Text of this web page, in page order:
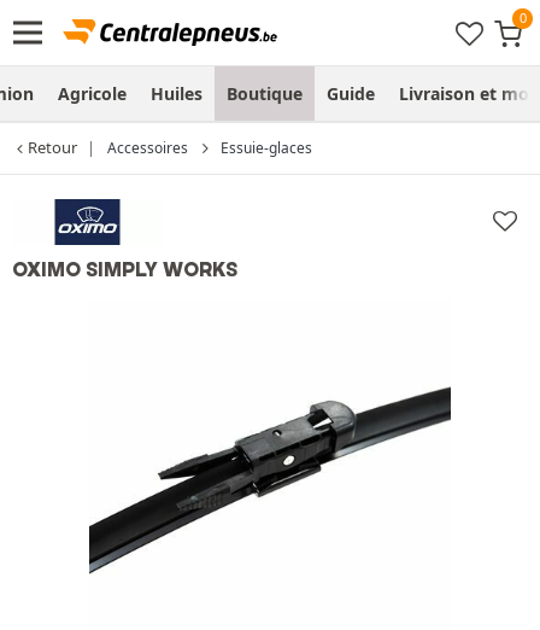
Agricole Huiles Boutique Guide Livraison et
Retour Accessoires Essuie-glaces
OXIMO SIMPLY WORKS